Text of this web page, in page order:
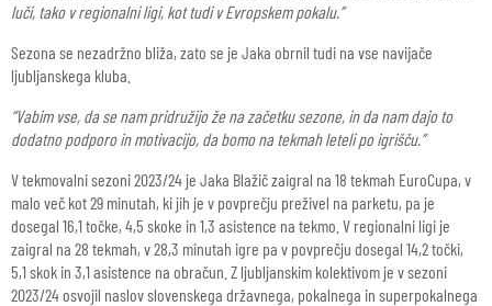
luči, tako v regionalni ligi, kot tudi v Evropskem pokalu.”
Sezona se nezadržno bliža, zato se je Jaka obrnil tudi na vse navijače
ljubljanskega kluba.
“Vabim vse, da se nam pridružijo že na začetku sezone, in da nam dajo to
dodatno podporo in motivacijo, da bomo na tekmah leteli po igrišču.”
V tekmovalni sezoni 2023/24 je Jaka Blažič zaigral na 18 tekmah EuroCupa, v
malo več kot 29 minutah, ki jih je v povprečju preživel na parketu, pa je
dosegal 16,1 točke, 4,5 skoke in 1,3 asistence na tekmo. V regionalni ligi je
zaigral na 28 tekmah, v 28,3 minutah igre pa v povprečju dosegal 14,2 točki,
5,1 skok in 3,1 asistence na obračun. Z ljubljanskim kolektivom je v sezoni
2023/24 osvojil naslov slovenskega državnega, pokalnega in superpokalnega